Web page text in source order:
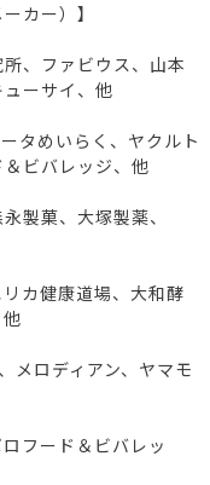
カー）】
、ファビウス、山本
ーサイ、他
タめいらく、ヤクルト
ビバレッジ、他
製菓、大塚製薬、
カ健康道場、大和酵
ロディアン、ヤマモ
フード＆ビバレッ